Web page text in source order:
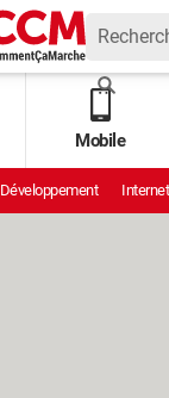
Mobile
Développement Internet